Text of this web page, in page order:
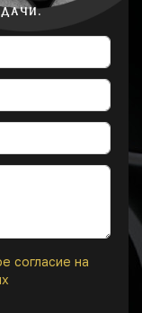
согласие на